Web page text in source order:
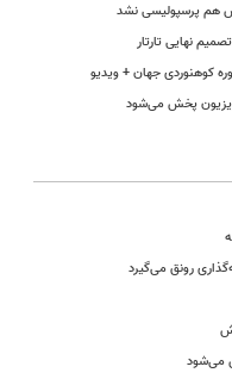
هم پرسپولیسی نشد
نهایی تارتار
کوهنوردی جهان + ویدیو
پخش می‌شود
می‌شود